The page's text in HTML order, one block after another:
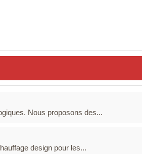
Nous proposons des...
design pour les...